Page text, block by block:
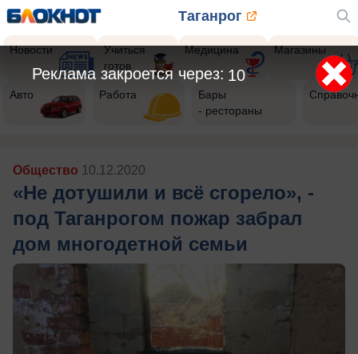
Таганрог
Новости
Учиться
готов
Медицина Магазины
Авто Работа
Бары
- рестораны
Общество 10.12.2020
«Не дотушили и всё сгорело», -
под Таганрогом пожар забрал
дом многодетной семьи
7
Реклама закроется через: